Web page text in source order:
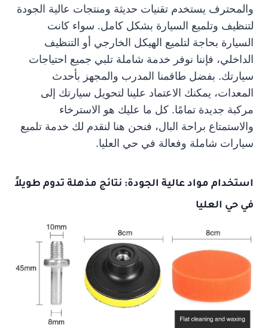
والمحترف يستخدم تقنيات حديثة ومنتجات عالية الجودة
لتنظيف وتلميع السيارة بشكل كامل. سواء كانت
السيارة بحاجة لتلميع الهيكل الخارجي أو التنظيف
الداخلي، فإننا نوفر خدمة شاملة تلبي جميع احتياجات
سيارتك. بفضل طاقمنا المدرب والمجهز بأحدث
المعدات، يمكنك الاعتماد علينا لتحويل سيارتك إلى
مركبة جديدة تمامًا. كل ما عليك هو الاسترخاء
والاستمتاع براحة البال، فنحن هنا لنقدم لك خدمة تلميع
سيارات شاملة وفعالة في حي العليا.
استخدام مواد عالية الجودة: نتائج مذهلة تدوم طويلاً
في حي العليا